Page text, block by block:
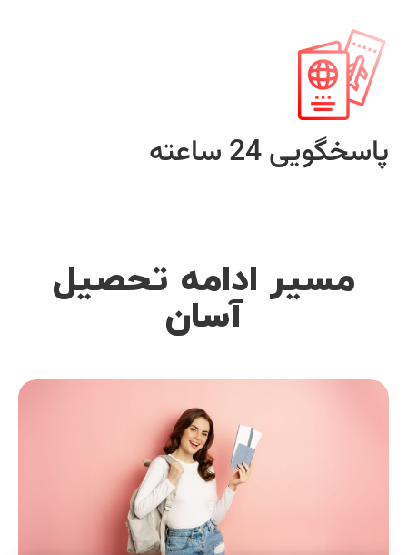
پاسخگویی 24 ساعته
مسیر ادامه تحصیل
آسان